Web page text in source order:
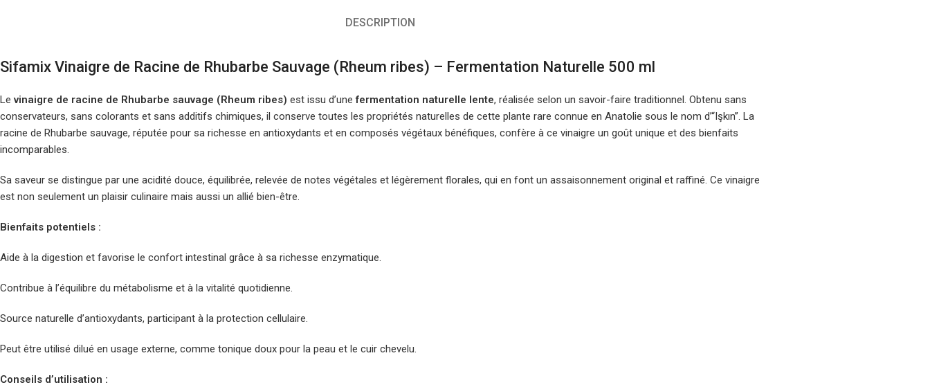
DESCRIPTION
Sifamix Vinaigre de Racine de Rhubarbe Sauvage (Rheum ribes) – Fermentation Naturelle 500 ml
Le vinaigre de racine de Rhubarbe sauvage (Rheum ribes) est issu d’unefermentation naturelle lente, réalisée selon un savoir-faire traditionnel. Obtenu sans
conservateurs, sans colorants et sans additifs chimiques, il conserve toutes les propriétés naturelles de cette plante rare connue en Anatolie sous le nom d’“Işkın”. La
racine de Rhubarbe sauvage, réputée pour sa richesse en antioxydants et en composés végétaux bénéfiques, confère à ce vinaigre un goût unique et des bienfaits
incomparables.
Sa saveur se distingue par une acidité douce, équilibrée, relevée de notes végétales et légèrement florales, qui en font un assaisonnement original et raffiné. Ce vinaigre
est non seulement un plaisir culinaire mais aussi un allié bien-être.
Bienfaits potentiels :
Aide à la digestion et favorise le confort intestinal grâce à sa richesse enzymatique.
Contribue à l’équilibre du métabolisme et à la vitalité quotidienne.
Source naturelle d’antioxydants, participant à la protection cellulaire.
Peut être utilisé dilué en usage externe, comme tonique doux pour la peau et le cuir chevelu.
Conseils d’utilisation :